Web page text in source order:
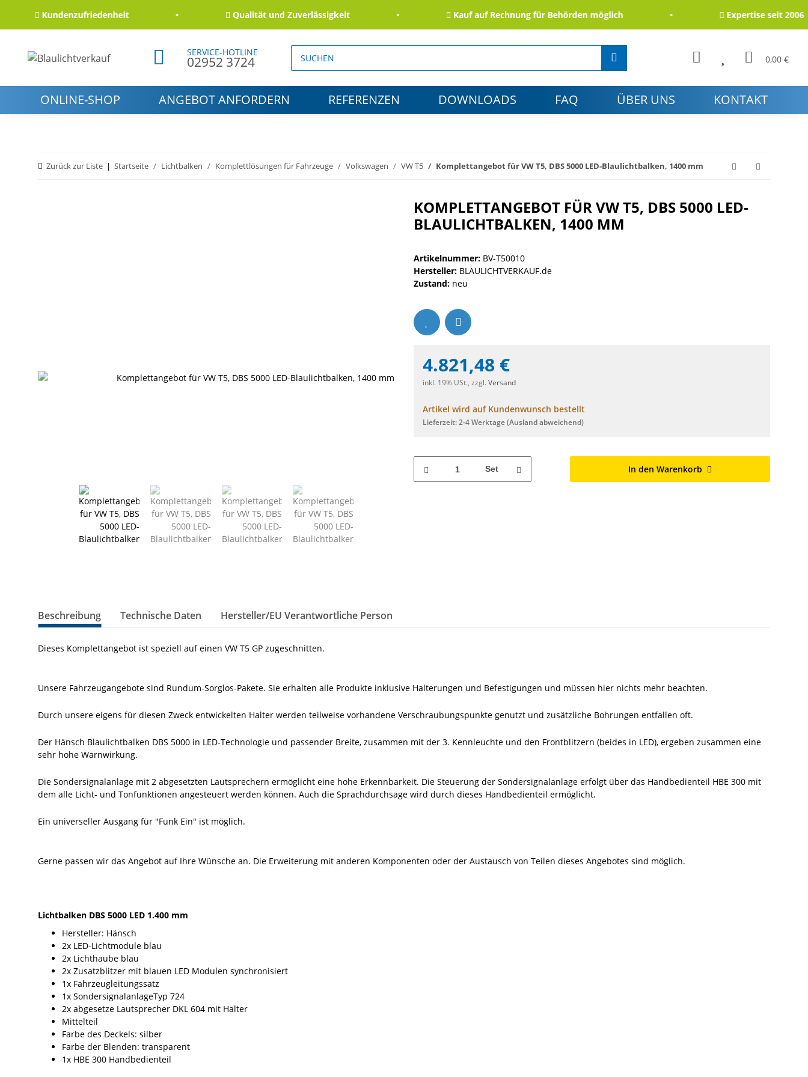
Kundenzufriedenheit Qualität und Zuverlässigkeit Kauf auf Rechnung für Behörden möglich Expertise seit 2006
SERVICE-HOTLINE
02952 3724 0,00 €
ONLINE-SHOP ANGEBOT ANFORDERN REFERENZEN DOWNLOADS FAQ ÜBER UNS KONTAKT
Zurück zur Liste Startseite Lichtbalken Komplettlösungen für Fahrzeuge Volkswagen VW T5 Komplettangebot für VW T5, DBS 5000 LED-Blaulichtbalken, 1400 mm
KOMPLETTANGEBOT FÜR VW T5, DBS 5000 LED-
BLAULICHTBALKEN, 1400 MM
Artikelnummer: BV-T50010
Hersteller: BLAULICHTVERKAUF.de
Zustand: neu
4.821,48 €
inkl. 19% USt., zzgl. Versand
Artikel wird auf Kundenwunsch bestellt
Lieferzeit:2-4 Werktage(Ausland abweichend)
Set In den Warenkorb
Beschreibung Technische Daten Hersteller/EU Verantwortliche Person
Dieses Komplettangebot ist speziell auf einen VW T5 GP zugeschnitten.
Unsere Fahrzeugangebote sind Rundum-Sorglos-Pakete. Sie erhalten alle Produkte inklusive Halterungen und Befestigungen und müssen hier nichts mehr beachten.
Durch unsere eigens für diesen Zweck entwickelten Halter werden teilweise vorhandene Verschraubungspunkte genutzt und zusätzliche Bohrungen entfallen oft.
Der Hänsch Blaulichtbalken DBS 5000 in LED-Technologie und passender Breite, zusammen mit der 3. Kennleuchte und den Frontblitzern (beides in LED), ergeben zusammen eine
sehr hohe Warnwirkung.
Die Sondersignalanlage mit 2 abgesetzten Lautsprechern ermöglicht eine hohe Erkennbarkeit. Die Steuerung der Sondersignalanlage erfolgt über das Handbedienteil HBE 300 mit
dem alle Licht- und Tonfunktionen angesteuert werden können. Auch die Sprachdurchsage wird durch dieses Handbedienteil ermöglicht.
Ein universeller Ausgang für "Funk Ein" ist möglich.
Gerne passen wir das Angebot auf Ihre Wünsche an. Die Erweiterung mit anderen Komponenten oder der Austausch von Teilen dieses Angebotes sind möglich.
Lichtbalken DBS 5000 LED 1.400 mm
Hersteller: Hänsch
2x LED-Lichtmodule blau
2x Lichthaube blau
2x Zusatzblitzer mit blauen LED Modulen synchronisiert
1x Fahrzeugleitungssatz
1x SondersignalanlageTyp 724
2x abgesetze Lautsprecher DKL 604 mit Halter
Mittelteil
Farbe des Deckels: silber
Farbe der Blenden: transparent
1x HBE 300 Handbedienteil